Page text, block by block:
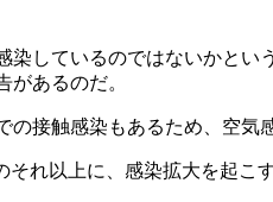
染しているのではないかと
があるのだ。
の接触感染もあるため、空気
それ以上に、感染拡大を起こ